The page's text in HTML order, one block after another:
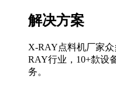
解决方案
X-RAY点料机厂家
RAY行业，10+歀设
务。